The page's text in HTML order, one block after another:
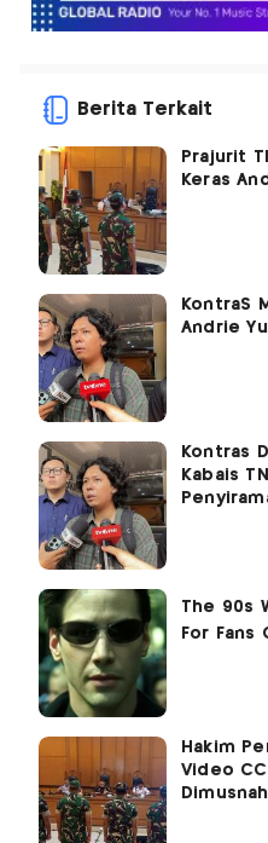
Berita Terkait
Prajurit
Keras
KontraS
Andrie
Kontras
Kabais
Hakim
Video